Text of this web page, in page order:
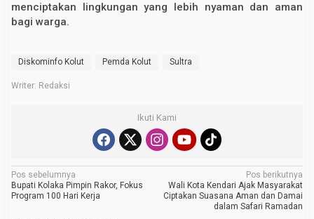
menciptakan lingkungan yang lebih nyaman dan aman
bagi warga.
Diskominfo Kolut Pemda Kolut Sultra
Writer: Redaksi
Ikuti Kami
N
a
Pos sebelumnya
Bupati Kolaka Pimpin Rakor, Fokus
Program 100 Hari Kerja
Pos berikutnya
Wali Kota Kendari Ajak Masyarakat
Ciptakan Suasana Aman dan Damai
dalam Safari Ramadan